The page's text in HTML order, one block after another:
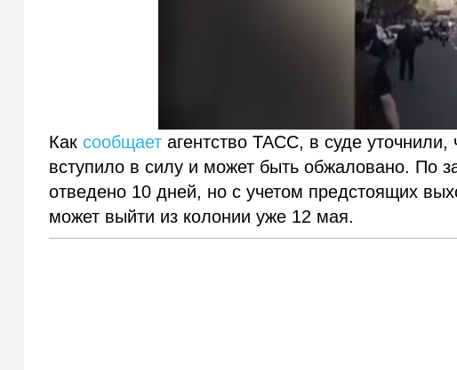
Каксообщает агентство ТАСС, в суде
вступило в силу и может быть обжаловано. По
отведено 10 дней, но с учетом предстоящих
может выйти из колонии уже 12 мая.